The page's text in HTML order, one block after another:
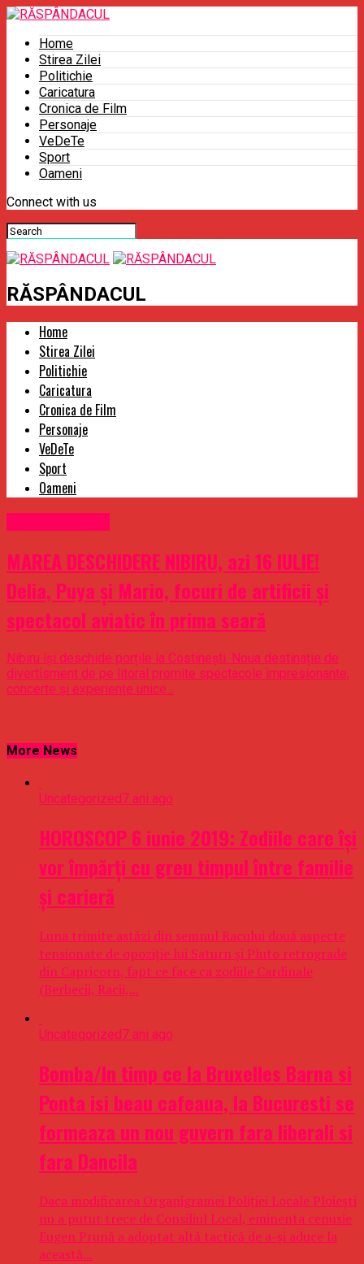
Home
Stirea Zilei
Politichie
Caricatura
Cronica de Film
Personaje
VeDeTe
Sport
Oameni
Connect with us
RĂSPÂNDACUL
Home
Stirea Zilei
Politichie
Caricatura
Cronica de Film
Personaje
VeDeTe
Sport
Oameni
MAREA DESCHIDERE NIBIRU, azi 16 IULIE!
Delia, Puya și Mario, focuri de artificii și
spectacol aviatic în prima seară
Nibiru își deschide porțile la Costinești. Noua destinație de
divertisment de pe litoral promite spectacole impresionante,
concerte și experiențe unice...
More News
Uncategorized7 ani ago
HOROSCOP 6 iunie 2019: Zodiile care îşi
vor împărţi cu greu timpul între familie
şi carieră
Luna trimite astăzi din semnul Racului două aspecte
tensionate de opoziţie lui Saturn şi Pluto retrograde
din Capricorn, fapt ce face ca zodiile Cardinale
(Berbecii, Racii,...
Uncategorized7 ani ago
Bomba/In timp ce la Bruxelles Barna si
Ponta isi beau cafeaua, la Bucuresti se
formeaza un nou guvern fara liberali si
fara Dancila
Daca modificarea Organigramei Poliției Locale Ploiești
nu a putut trece de Consiliul Local, eminenta cenusie
Eugen Prună a adoptat altă tactică de a-și aduce la
această...